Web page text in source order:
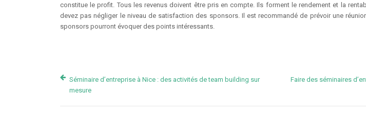
constitue le profit. Tous les revenus doivent être pris en compte. Ils forment le rendement et la
devez pas négliger le niveau de satisfaction des sponsors. Il est recommandé de prévoir une
sponsors pourront évoquer des points intéressants.
Séminaire d’entreprise à Nice : des activités de team building sur
mesure
Faire des séminaires